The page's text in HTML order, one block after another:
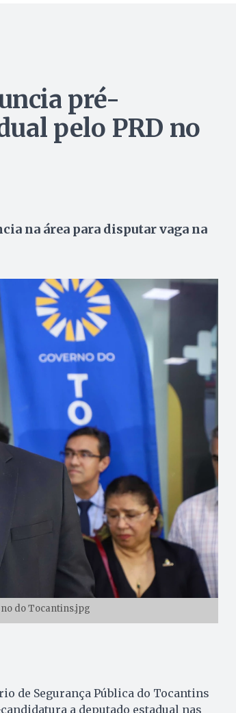
pré-
pelo PRD no
na área para disputar vaga na
do Tocantins.jpg
de Segurança Pública do Tocantins
a deputado estadual nas